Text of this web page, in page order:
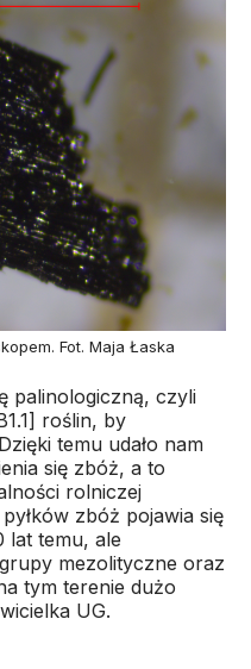
Fot. Maja Łaska
palinologiczną, czyli
roślin, by
temu udało nam
się zbóż, a to
rolniczej
zbóż pojawia się
lat temu, ale
mezolityczne oraz
tym terenie dużo
UG.